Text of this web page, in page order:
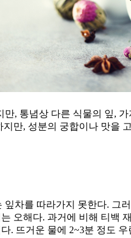
, 통념상 다른 식물의 잎,
지만, 성분의 궁합이나 맛
차를 따라가지 못한다.
오해다. 과거에 비해 티백
. 뜨거운 물에 2~3분 정도